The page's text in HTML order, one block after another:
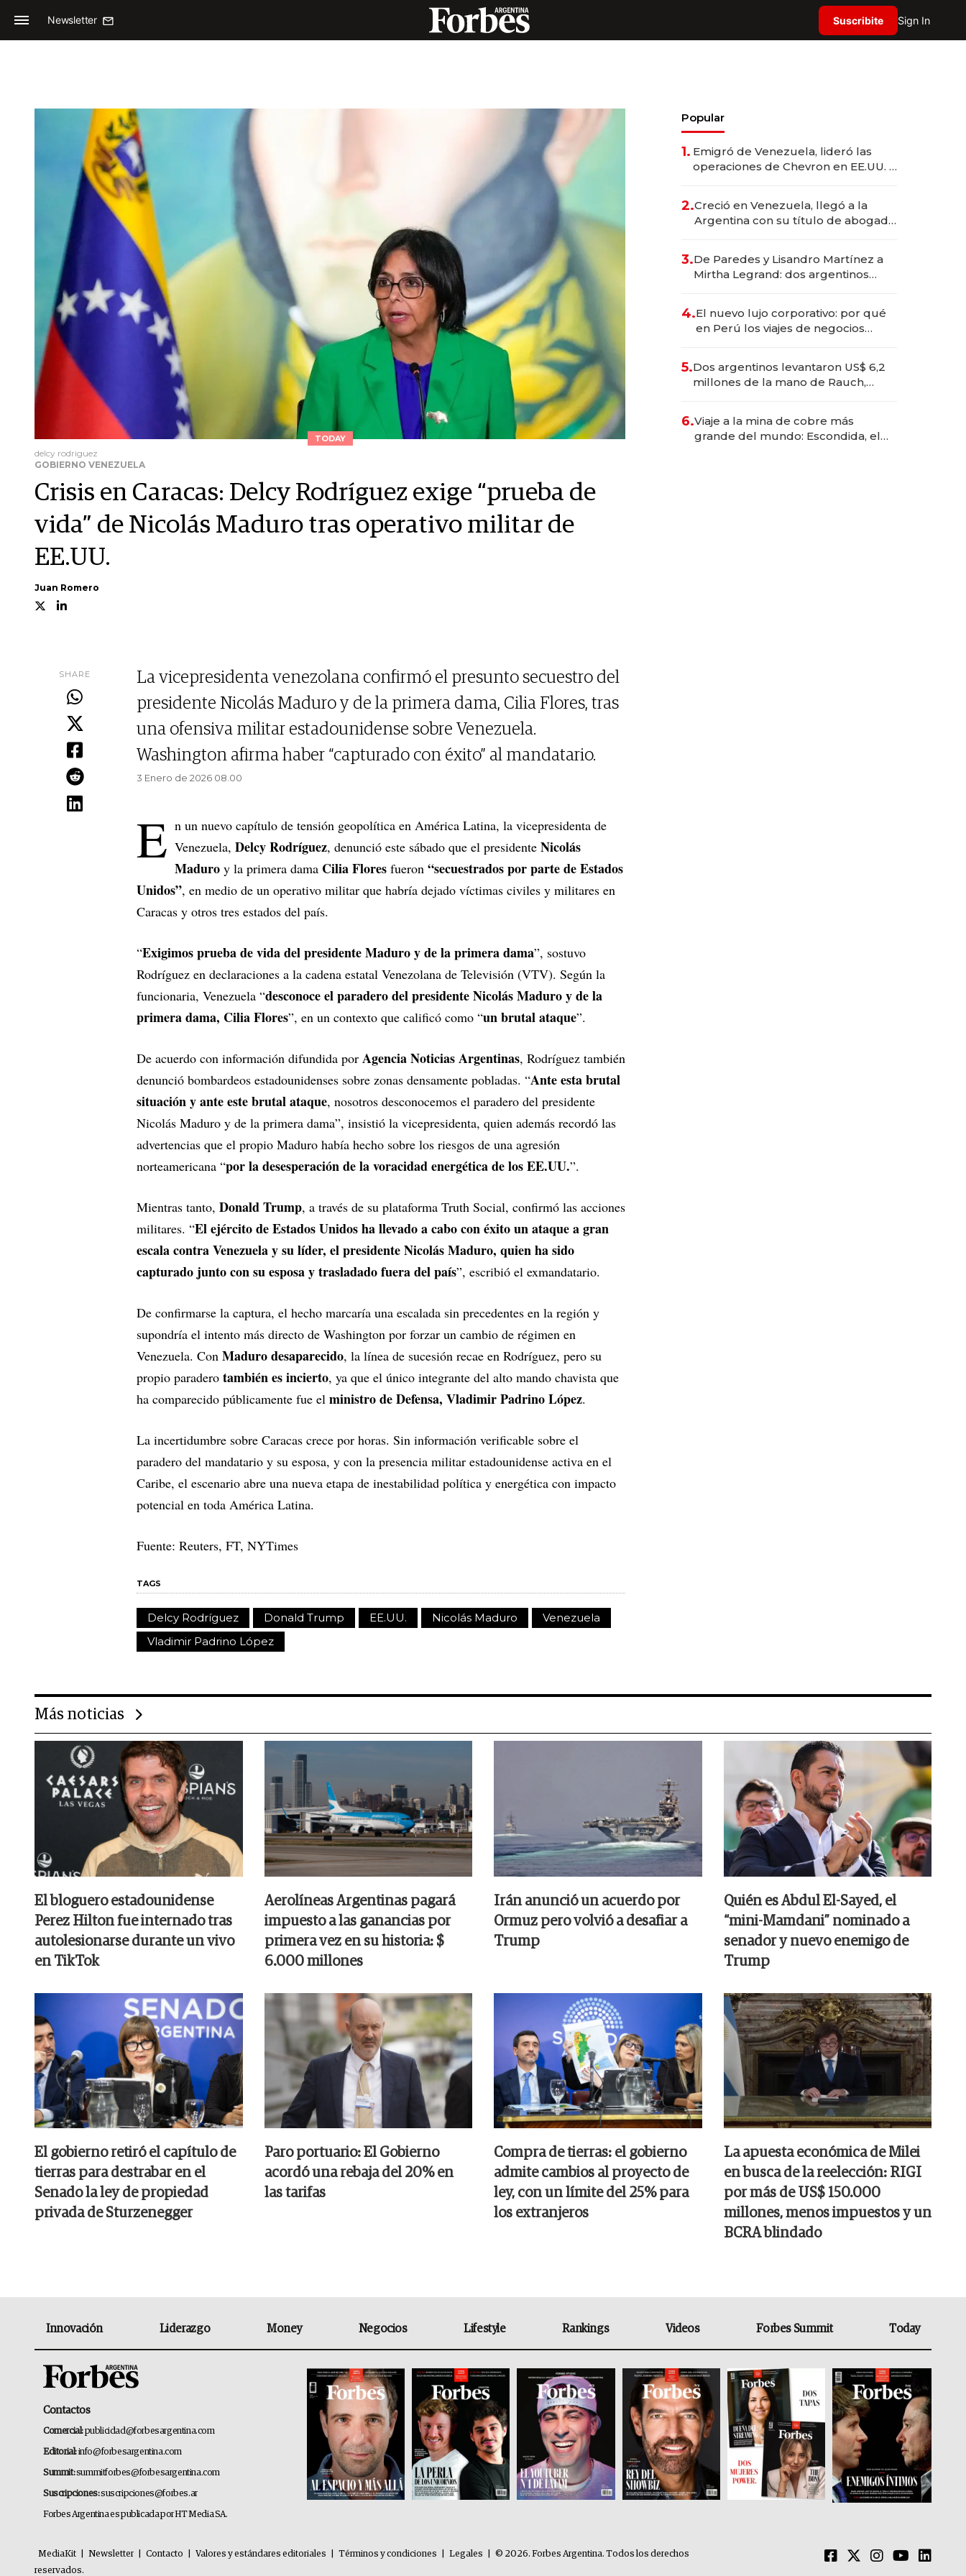
Newsletter Suscribite Sign In
TODAY
delcy rodriguez
GOBIERNO VENEZUELA
Crisis en Caracas: Delcy Rodríguez exige “prueba de
vida” de Nicolás Maduro tras operativo militar de
EE.UU.
Juan Romero
SHARE
La vicepresidenta venezolana confirmó el presunto secuestro del
presidente Nicolás Maduro y de la primera dama, Cilia Flores, tras
una ofensiva militar estadounidense sobre Venezuela.
Washington afirma haber “capturado con éxito” al mandatario.
3 Enero de 2026 08.00
E n un nuevo capítulo de tensión geopolítica en América Latina, la vicepresidenta de
Venezuela, Delcy Rodríguez, denunció este sábado que el presidente Nicolás
Maduro y la primera dama Cilia Flores fueron “secuestrados por parte de Estados
Unidos”, en medio de un operativo militar que habría dejado víctimas civiles y militares en
Caracas y otros tres estados del país.
“Exigimos prueba de vida del presidente Maduro y de la primera dama”, sostuvo
Rodríguez en declaraciones a la cadena estatal Venezolana de Televisión (VTV). Según la
funcionaria, Venezuela “desconoce el paradero del presidente Nicolás Maduro y de la
primera dama, Cilia Flores”, en un contexto que calificó como “un brutal ataque”.
De acuerdo con información difundida por Agencia Noticias Argentinas, Rodríguez también
denunció bombardeos estadounidenses sobre zonas densamente pobladas. “Ante esta brutal
situación y ante este brutal ataque, nosotros desconocemos el paradero del presidente
Nicolás Maduro y de la primera dama”, insistió la vicepresidenta, quien además recordó las
advertencias que el propio Maduro había hecho sobre los riesgos de una agresión
norteamericana “por la desesperación de la voracidad energética de los EE.UU.”.
Mientras tanto, Donald Trump, a través de su plataforma Truth Social, confirmó las acciones
militares. “El ejército de Estados Unidos ha llevado a cabo con éxito un ataque a gran
escala contra Venezuela y su líder, el presidente Nicolás Maduro, quien ha sido
capturado junto con su esposa y trasladado fuera del país”, escribió el exmandatario.
De confirmarse la captura, el hecho marcaría una escalada sin precedentes en la región y
supondría el intento más directo de Washington por forzar un cambio de régimen en
Venezuela. Con Maduro desaparecido, la línea de sucesión recae en Rodríguez, pero su
propio paradero también es incierto, ya que el único integrante del alto mando chavista que
ha comparecido públicamente fue el ministro de Defensa, Vladimir Padrino López.
La incertidumbre sobre Caracas crece por horas. Sin información verificable sobre el
paradero del mandatario y su esposa, y con la presencia militar estadounidense activa en el
Caribe, el escenario abre una nueva etapa de inestabilidad política y energética con impacto
potencial en toda América Latina.
Fuente: Reuters, FT, NYTimes
TAGS
Delcy Rodríguez Donald Trump EE.UU. Nicolás Maduro
Venezuela
Vladimir Padrino López
Popular
1. Emigró de Venezuela, lideró las
operaciones de Chevron en EE.UU. y
2.Creció en Venezuela, llegó a la
Argentina con su título de abogado
marcas "fast premium"
3.De Paredes y Lisandro Martínez a
Mirtha Legrand: dos argentinos
4.El nuevo lujo corporativo: por qué
en Perú los viajes de negocios
transformadoras
5.Dos argentinos levantaron US$ 6,2
millones de la mano de Rauch,
6.Viaje a la mina de cobre más
grande del mundo: Escondida, el
Más noticias
El bloguero estadounidense
Perez Hilton fue internado tras
autolesionarse durante un vivo
en TikTok
Aerolíneas Argentinas pagará
impuesto a las ganancias por
primera vez en su historia: $
6.000 millones
Irán anunció un acuerdo por
Ormuz pero volvió a desafiar a
Trump
Quién es Abdul El-Sayed, el
“mini-Mamdani” nominado a
senador y nuevo enemigo de
Trump
El gobierno retiró el capítulo de
tierras para destrabar en el
Senado la ley de propiedad
privada de Sturzenegger
Paro portuario: El Gobierno
acordó una rebaja del 20% en
las tarifas
Compra de tierras: el gobierno
admite cambios al proyecto de
ley, con un límite del 25% para
los extranjeros
La apuesta económica de Milei
en busca de la reelección: RIGI
por más de US$ 150.000
millones, menos impuestos y un
BCRA blindado
Innovación Liderazgo Money Negocios Lifestyle Rankings Videos Forbes Summit Today
Contactos
Comercial:publicidad@forbesargentina.com
Editorial:info@forbesargentina.com
Summit:summitforbes@forbesargentina.com
Suscripciones:suscripciones@forbes.ar
Forbes Argentina es publicada por HT Media SA.
MediaKit Newsletter Contacto Valores y estándares editoriales Términos y condiciones Legales
© 2026. Forbes Argentina. Todos los derechos
reservados.